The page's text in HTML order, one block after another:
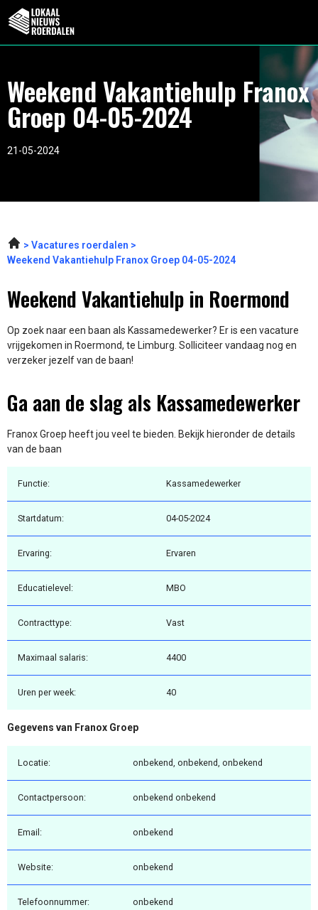
Weekend Vakantiehulp Franox
Groep 04-05-2024
21-05-2024
Vacatures roerdalen
Weekend Vakantiehulp Franox Groep 04-05-2024
Weekend Vakantiehulp in Roermond
Op zoek naar een baan als Kassamedewerker? Er is een vacature
vrijgekomen in Roermond, te Limburg. Solliciteer vandaag nog en
verzeker jezelf van de baan!
Ga aan de slag als Kassamedewerker
Franox Groep heeft jou veel te bieden. Bekijk hieronder de details
van de baan
Functie: Kassamedewerker
Startdatum: 04-05-2024
Ervaring: Ervaren
Educatielevel: MBO
Contracttype: Vast
Maximaal salaris: 4400
Uren per week: 40
Gegevens van Franox Groep
Locatie: onbekend, onbekend, onbekend
Contactpersoon: onbekend onbekend
Email: onbekend
Website: onbekend
Telefoonnummer: onbekend